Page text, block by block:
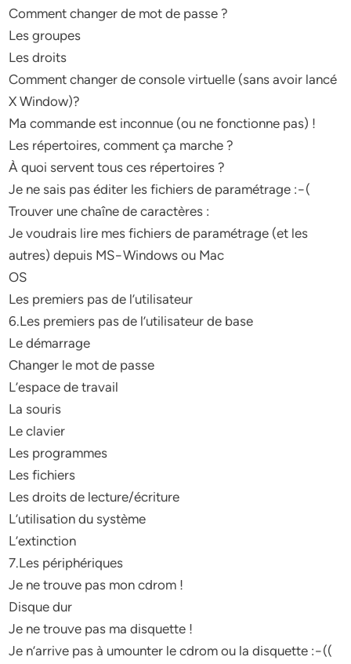
Comment changer de mot de passe ?
Les groupes
Les droits
Comment changer de console virtuelle (sans avoir lancé
X Window)?
Ma commande est inconnue (ou ne fonctionne pas) !
Les répertoires, comment ça marche ?
À quoi servent tous ces répertoires ?
Je ne sais pas éditer les fichiers de paramétrage :−(
Trouver une chaîne de caractères :
Je voudrais lire mes fichiers de paramétrage (et les
autres) depuis MS−Windows ou Mac
OS
Les premiers pas de l’utilisateur
6.Les premiers pas de l’utilisateur de base
Le démarrage
Changer le mot de passe
L’espace de travail
La souris
Le clavier
Les programmes
Les fichiers
Les droits de lecture/écriture
L’utilisation du système
L’extinction
7.Les périphériques
Je ne trouve pas mon cdrom !
Disque dur
Je ne trouve pas ma disquette !
Je n’arrive pas à umounter le cdrom ou la disquette :−((